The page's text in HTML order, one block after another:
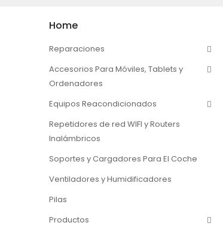
Home
Reparaciones
Accesorios Para Móviles, Tablets y
Ordenadores
Equipos Reacondicionados
Repetidores de red WIFI y Routers
Inalámbricos
Soportes y Cargadores Para El Coche
Ventiladores y Humidificadores
Pilas
Productos